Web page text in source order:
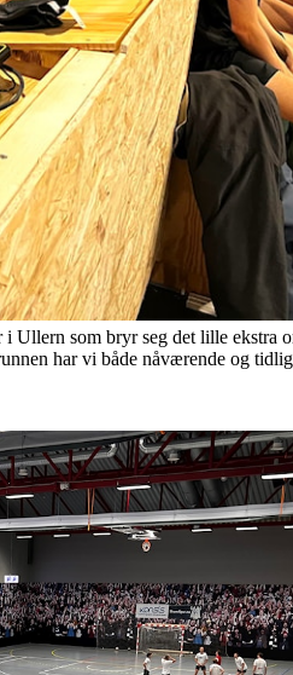
Ullern som bryr seg det lille ekstra
har vi både nåværende og